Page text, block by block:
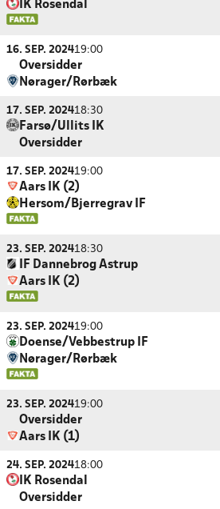
IK Rosendal
16. SEP. 202419:00
Oversidder
Nørager/Rørbæk
17. SEP. 202418:30
Farsø/Ullits IK
Oversidder
17. SEP. 202419:00
Aars IK (2)
Hersom/Bjerregrav IF
23. SEP. 202418:30
IF Dannebrog Astrup
Aars IK (2)
23. SEP. 202419:00
Doense/Vebbestrup IF
Nørager/Rørbæk
23. SEP. 202419:00
Oversidder
Aars IK (1)
24. SEP. 202418:00
IK Rosendal
Oversidder